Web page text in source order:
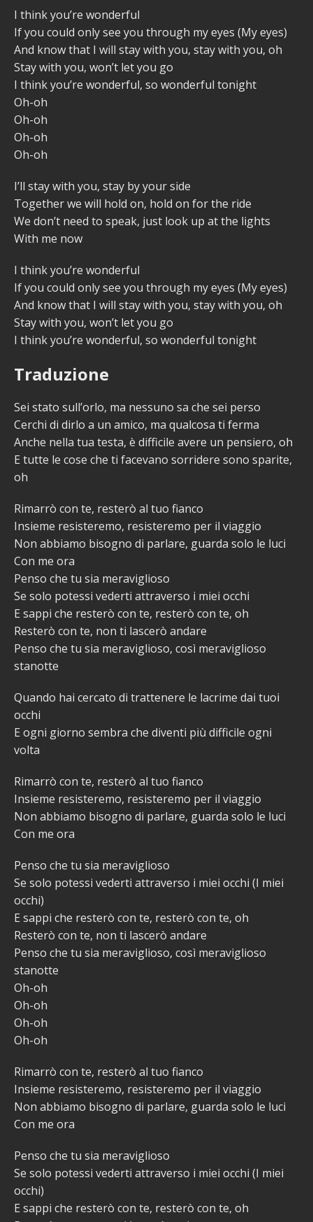
I think you’re wonderful
If you could only see you through my eyes (My eyes)
And know that I will stay with you, stay with you, oh
Stay with you, won’t let you go
I think you’re wonderful, so wonderful tonight
Oh-oh
Oh-oh
Oh-oh
Oh-oh
I’ll stay with you, stay by your side
Together we will hold on, hold on for the ride
We don’t need to speak, just look up at the lights
With me now
I think you’re wonderful
If you could only see you through my eyes (My eyes)
And know that I will stay with you, stay with you, oh
Stay with you, won’t let you go
I think you’re wonderful, so wonderful tonight
Traduzione
Sei stato sull’orlo, ma nessuno sa che sei perso
Cerchi di dirlo a un amico, ma qualcosa ti ferma
Anche nella tua testa, è difficile avere un pensiero, oh
E tutte le cose che ti facevano sorridere sono sparite,
oh
Rimarrò con te, resterò al tuo fianco
Insieme resisteremo, resisteremo per il viaggio
Non abbiamo bisogno di parlare, guarda solo le luci
Con me ora
Penso che tu sia meraviglioso
Se solo potessi vederti attraverso i miei occhi
E sappi che resterò con te, resterò con te, oh
Resterò con te, non ti lascerò andare
Penso che tu sia meraviglioso, così meraviglioso
stanotte
Quando hai cercato di trattenere le lacrime dai tuoi
occhi
E ogni giorno sembra che diventi più difficile ogni
volta
Rimarrò con te, resterò al tuo fianco
Insieme resisteremo, resisteremo per il viaggio
Non abbiamo bisogno di parlare, guarda solo le luci
Con me ora
Penso che tu sia meraviglioso
Se solo potessi vederti attraverso i miei occhi (I miei
occhi)
E sappi che resterò con te, resterò con te, oh
Resterò con te, non ti lascerò andare
Penso che tu sia meraviglioso, così meraviglioso
stanotte
Oh-oh
Oh-oh
Oh-oh
Oh-oh
Rimarrò con te, resterò al tuo fianco
Insieme resisteremo, resisteremo per il viaggio
Non abbiamo bisogno di parlare, guarda solo le luci
Con me ora
Penso che tu sia meraviglioso
Se solo potessi vederti attraverso i miei occhi (I miei
occhi)
E sappi che resterò con te, resterò con te, oh